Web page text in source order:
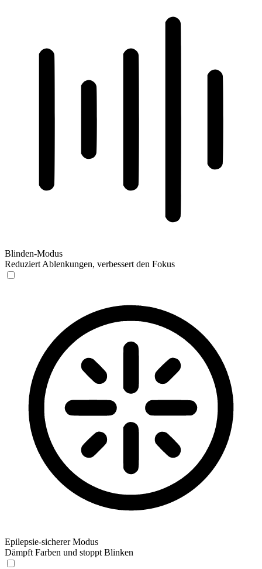
Blinden-Modus
Reduziert Ablenkungen, verbessert den Fokus
Epilepsie-sicherer Modus
Dämpft Farben und stoppt Blinken